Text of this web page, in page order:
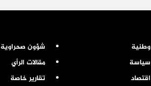
وطنية
سياسة
اقتصاد
شؤون صحراوية
مقالات الرأي
تقارير خاصة